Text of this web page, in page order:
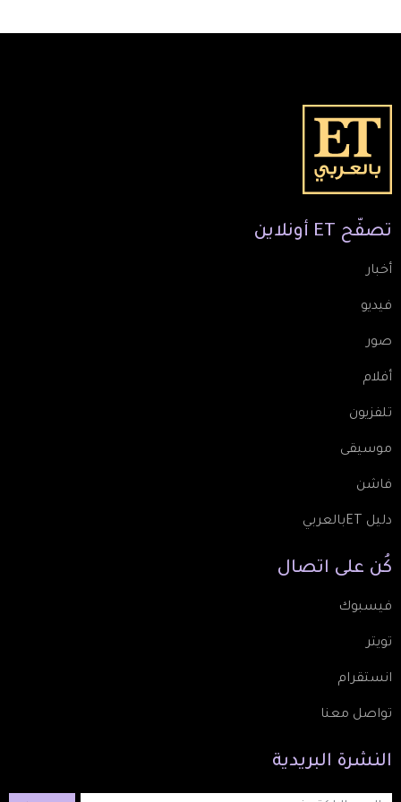
تصفّح ET أونلاين
أخبار
فيديو
صور
أفلام
تلفزيون
موسيقى
فاشن
دليل ETبالعربي
كُن على اتصال
فيسبوك
تويتر
انستقرام
تواصل معنا
النشرة البريدية